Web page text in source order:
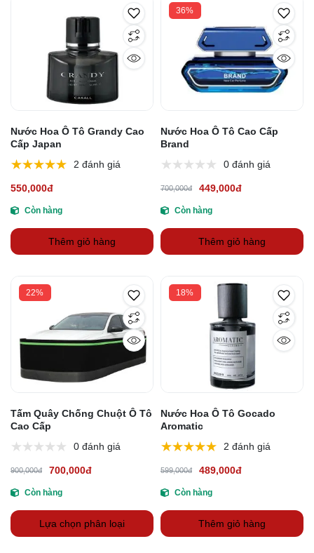
Nước Hoa Ô Tô Grandy Cao
Cấp Japan
2 đánh giá
550,000đ
Còn hàng
Thêm giỏ hàng
36%
Nước Hoa Ô Tô Cao Cấp
Brand
0 đánh giá
700,000đ 449,000đ
Còn hàng
Thêm giỏ hàng
22%
Tấm Quây Chống Chuột Ô Tô
Cao Cấp
0 đánh giá
900,000đ 700,000đ
Còn hàng
Lựa chọn phân loại
18%
Nước Hoa Ô Tô Gocado
Aromatic
2 đánh giá
599,000đ 489,000đ
Còn hàng
Thêm giỏ hàng